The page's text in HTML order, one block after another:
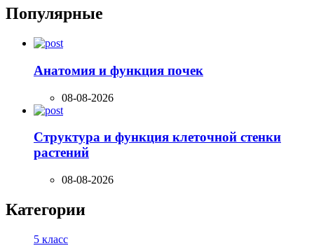
Популярные
Анатомия и функция почек
08-08-2026
Структура и функция клеточной стенки
растений
08-08-2026
Категории
5 класс